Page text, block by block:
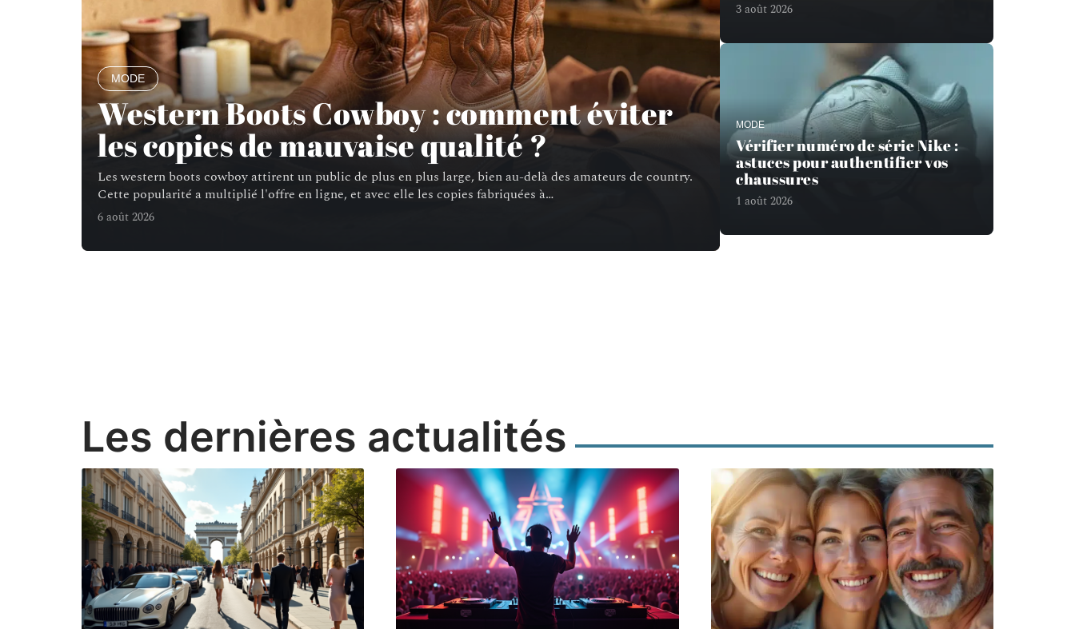
MODE
Western Boots Cowboy : comment éviter
les copies de mauvaise qualité ?
Les western boots cowboy attirent un public de plus en plus large, bien au-delà des amateurs de country.
Cette popularité a multiplié l'offre en ligne, et avec elle les copies fabriquées à…
6 août 2026
3 août 2026
MODE
Vérifier numéro de série Nike :
astuces pour authentifier vos
chaussures
1 août 2026
Les dernières actualités